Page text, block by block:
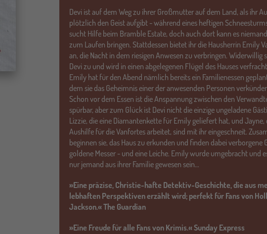
Devi ist auf dem Weg zu ihrer Großmutter auf dem Land, als ihr
plötzlich den Geist aufgibt - während eines heftigen
sucht Hilfe beim Bramble Estate, doch auch dort kann es
zum Laufen bringen. Stattdessen bietet ihr die Hausherrin Emily
an, die Nacht in dem riesigen Anwesen zu verbringen. Widerwillig
Devi zu und wird in einen abgelegenen Flügel des Hauses
Emily hat für den Abend nämlich bereits ein Familienessen
dem sie das Geheimnis einer der anwesenden Personen
Schon vor dem Essen ist die Anspannung zwischen den
spürbar, aber zum Glück ist Devi nicht die einzige ungeladene
Lizzie, die eine Diamantenkette für Emily geliefert hat, und Jayne,
Aushilfe für die Vanfortes arbeitet, sind mit ihr eingeschneit.
beginnen sie, das Haus zu erkunden und finden dabei verborgene
goldene Messer - und eine Leiche. Emily wurde umgebracht und
nur jemand aus ihrer Familie gewesen sein…
»Eine präzise, Christie-hafte Detektiv-Geschichte, die aus
lebhaften Perspektiven erzählt wird; perfekt für Fans von
Jackson.« The Guardian
»Eine Freude für alle Fans von Krimis.« Sunday Express